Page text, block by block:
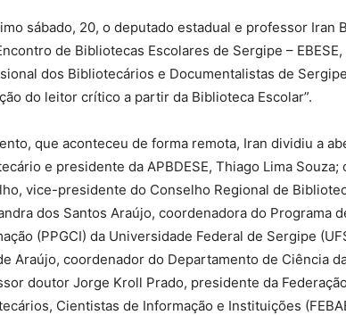
sábado, 20, o deputado estadual e professor Iran
de Bibliotecas Escolares de Sergipe –
dos Bibliotecários e Documentalistas de
do leitor crítico a partir da Biblioteca Escolar”.
que aconteceu de forma remota, Iran dividiu a
e presidente da APBDESE, Thiago Lima
vice-presidente do Conselho Regional de
dos Santos Araújo, coordenadora do Programa
(PPGCI) da Universidade Federal de Sergipe
Araújo, coordenador do Departamento de Ciência
doutor Jorge Kroll Prado, presidente da
Cientistas de Informação e Instituições